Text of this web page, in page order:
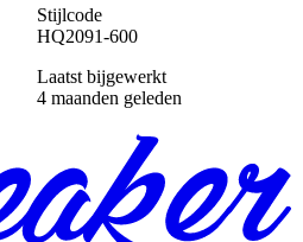
Stijlcode
HQ2091-600
Laatst bijgewerkt
4 maanden geleden